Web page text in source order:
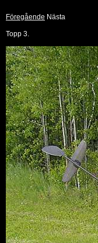
Föregående Nästa
Topp 3.